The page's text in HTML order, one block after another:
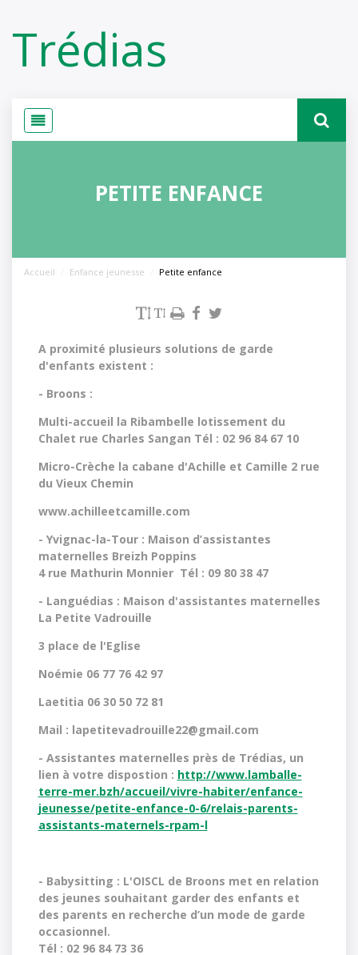
Trédias
PETITE ENFANCE
Accueil Enfance jeunesse Petite enfance
A proximité plusieurs solutions de garde
d'enfants existent :
- Broons :
Multi-accueil la Ribambelle lotissement du
Chalet rue Charles Sangan Tél : 02 96 84 67 10
Micro-Crèche la cabane d'Achille et Camille 2 rue
du Vieux Chemin
www.achilleetcamille.com
- Yvignac-la-Tour : Maison d’assistantes
maternelles Breizh Poppins
4 rue Mathurin Monnier Tél : 09 80 38 47
- Languédias : Maison d'assistantes maternelles
La Petite Vadrouille
3 place de l'Eglise
Noémie 06 77 76 42 97
Laetitia 06 30 50 72 81
Mail : lapetitevadrouille22@gmail.com
- Assistantes maternelles près de Trédias, un
lien à votre dispostion : http://www.lamballe-
terre-mer.bzh/accueil/vivre-habiter/enfance-
jeunesse/petite-enfance-0-6/relais-parents-
assistants-maternels-rpam-l
- Babysitting : L'OISCL de Broons met en relation
des jeunes souhaitant garder des enfants et
des parents en recherche d’un mode de garde
occasionnel.
Tél : 02 96 84 73 36